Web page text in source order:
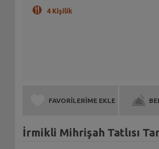
4 Kişilik
FAVORİLERİME EKLE
İrmikli Mihrişah Tatlısı